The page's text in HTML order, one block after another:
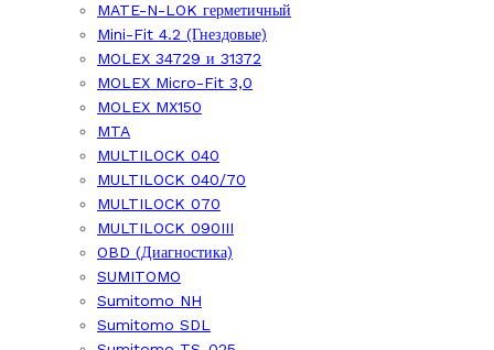
MATE-N-LOK герметичный
Mini-Fit 4.2 (Гнездовые)
MOLEX 34729 и 31372
MOLEX Micro-Fit 3,0
MOLEX MX150
MTA
MULTILOCK 040
MULTILOCK 040/70
MULTILOCK 070
MULTILOCK 090III
OBD (Диагностика)
SUMITOMO
Sumitomo NH
Sumitomo SDL